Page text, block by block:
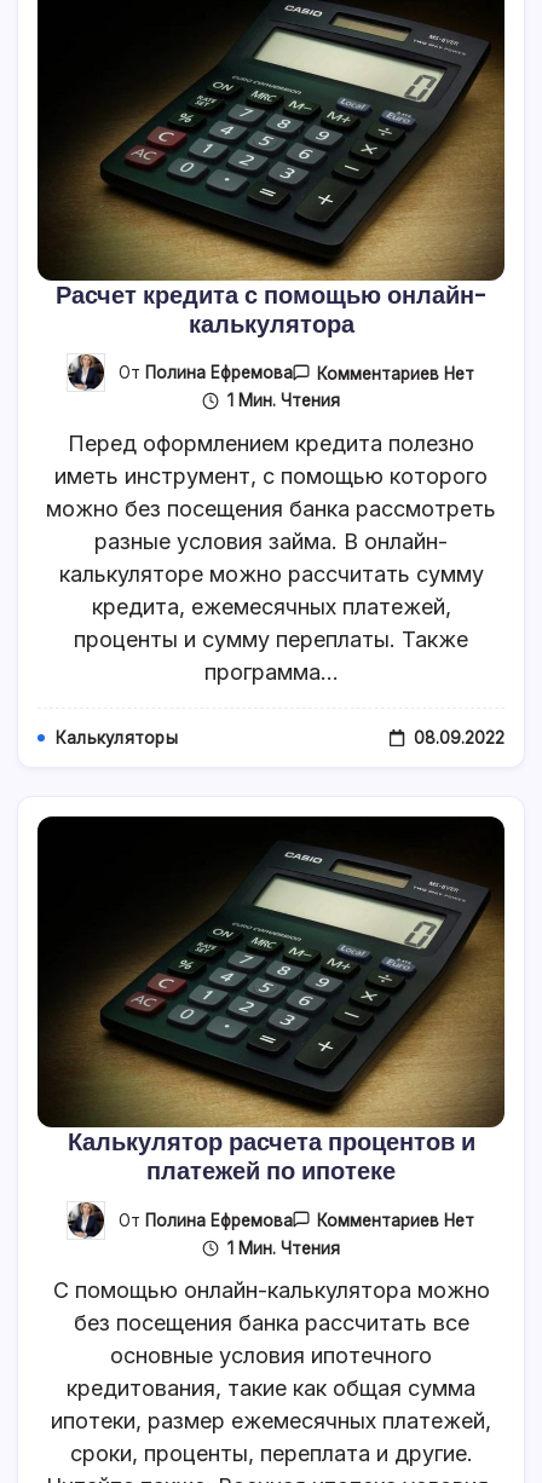
Расчет кредита с помощью онлайн-
калькулятора
От Полина Ефремова КомментариевК
С
Помощью
Онлайн-
Нет
1 Мин. Чтения
Перед оформлением кредита полезно
иметь инструмент, с помощью которого
можно без посещения банка рассмотреть
разные условия займа. В онлайн-
калькуляторе можно рассчитать сумму
кредита, ежемесячных платежей,
проценты и сумму переплаты. Также
программа…
Калькуляторы 08.09.2022
Калькулятор расчета процентов и
платежей по ипотеке
От Полина Ефремова КомментариевК
Процентов
И
Платежей
Нет
1 Мин. Чтения
С помощью онлайн-калькулятора можно
без посещения банка рассчитать все
основные условия ипотечного
кредитования, такие как общая сумма
ипотеки, размер ежемесячных платежей,
сроки, проценты, переплата и другие.